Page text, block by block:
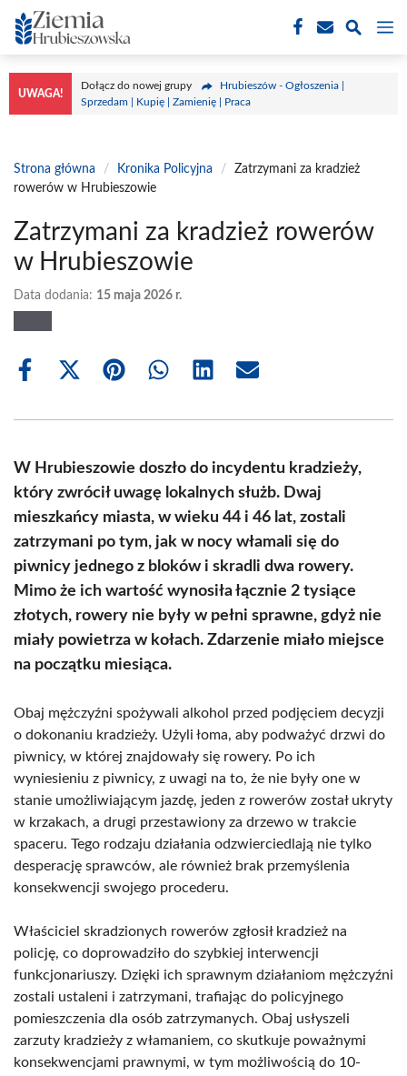
Przejdź
do
treści
UWAGA!
Dołącz do nowej grupy
Hrubieszów - Ogłoszenia |
Sprzedam | Kupię | Zamienię | Praca
Strona główna / Kronika Policyjna /
Zatrzymani za kradzież
rowerów w Hrubieszowie
Zatrzymani za kradzież rowerów
w Hrubieszowie
Data dodania: 15 maja 2026 r.
Share
Share
(Twitter)
Share Share Share Share
W Hrubieszowie doszło do incydentu kradzieży,
który zwrócił uwagę lokalnych służb. Dwaj
mieszkańcy miasta, w wieku 44 i 46 lat, zostali
zatrzymani po tym, jak w nocy włamali się do
piwnicy jednego z bloków i skradli dwa rowery.
Mimo że ich wartość wynosiła łącznie 2 tysiące
złotych, rowery nie były w pełni sprawne, gdyż nie
miały powietrza w kołach. Zdarzenie miało miejsce
na początku miesiąca.
Obaj mężczyźni spożywali alkohol przed podjęciem decyzji
o dokonaniu kradzieży. Użyli łoma, aby podważyć drzwi do
piwnicy, w której znajdowały się rowery. Po ich
wyniesieniu z piwnicy, z uwagi na to, że nie były one w
stanie umożliwiającym jazdę, jeden z rowerów został ukryty
w krzakach, a drugi przestawiony za drzewo w trakcie
spaceru. Tego rodzaju działania odzwierciedlają nie tylko
desperację sprawców, ale również brak przemyślenia
konsekwencji swojego procederu.
Właściciel skradzionych rowerów zgłosił kradzież na
policję, co doprowadziło do szybkiej interwencji
funkcjonariuszy. Dzięki ich sprawnym działaniom mężczyźni
zostali ustaleni i zatrzymani, trafiając do policyjnego
pomieszczenia dla osób zatrzymanych. Obaj usłyszeli
zarzuty kradzieży z włamaniem, co skutkuje poważnymi
konsekwencjami prawnymi, w tym możliwością do 10-